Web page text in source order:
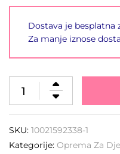
Dostava je besplatna
Za manje iznose
SKU: 10021592338-1
Kategorije: Oprema Za